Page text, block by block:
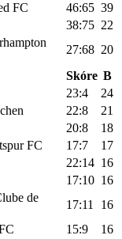
FC 46:65 39
38:75 22
27:68 20
Skóre B
23:4
24
22:8
21
20:8
18
FC 17:7
17
22:14 16
17:10 16
de
17:11
16
15:9
16